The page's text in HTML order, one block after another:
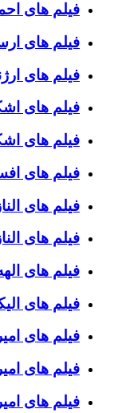
فیلم های
فیلم های
فیلم های
فیلم های
فیلم های
فیلم های
فیلم های
فیلم های
فیلم های
فیلم های
فیلم های
فیلم های
فیلم های